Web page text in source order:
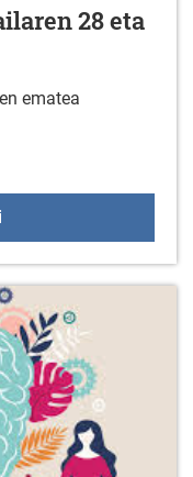
28 eta
ematea